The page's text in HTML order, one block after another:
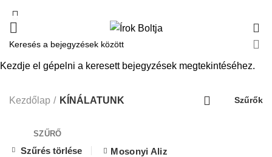
KÍNÁLATUNK
Kezdőlap KÍNÁLATUNK Szűrők
SZŰRŐ
Szűrés törlése Mosonyi Aliz
Kezdje el gépelni a keresett bejegyzések megtekintéséhez.